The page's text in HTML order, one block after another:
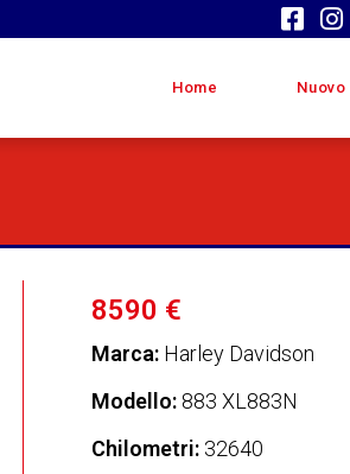
Home Nuovo
8590 €
Marca: Harley Davidson
Modello: 883 XL883N
Chilometri: 32640